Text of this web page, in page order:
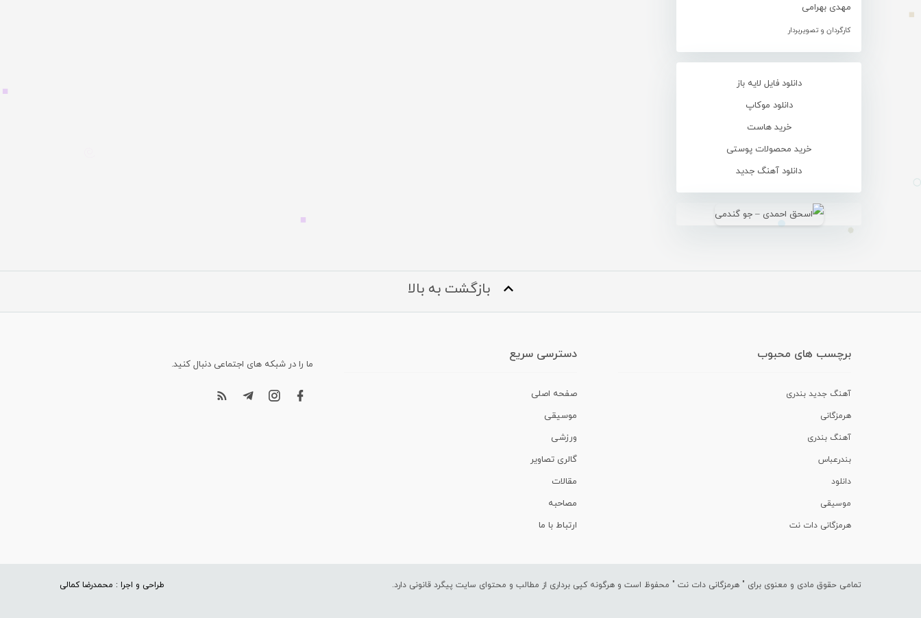
مهدی بهرامی
کارگردان و تصویربردار
دانلود فایل لایه باز
دانلود موکاپ
خرید هاست
خرید محصولات پوستی
دانلود آهنگ جدید
بازگشت به بالا
برچسب های محبوب
آهنگ جدید بندری
هرمزگانی
آهنگ بندری
بندرعباس
دانلود
موسیقی
هرمزگانی دات نت
دسترسی سریع
صفحه اصلی
موسیقی
ورزشی
گالری تصاویر
مقالات
مصاحبه
ارتباط با ما
ما را در شبکه های اجتماعی دنبال کنید.
تمامی حقوق مادی و معنوی برای " هرمزگانی دات نت " محفوظ است و هرگونه کپی برداری از مطالب و محتوای سایت پیگرد قانونی دارد. طراحی و اجرا : محمدرضا کمالی